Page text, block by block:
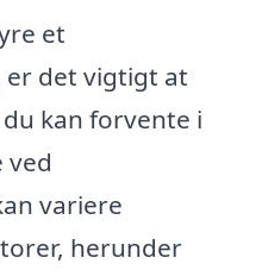
et
er det vigtigt at
kan forvente i
ved
variere
herunder